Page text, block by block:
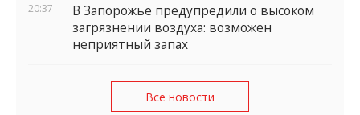
20:37
В Запорожье предупредили о высоком
загрязнении воздуха: возможен
неприятный запах
Все новости